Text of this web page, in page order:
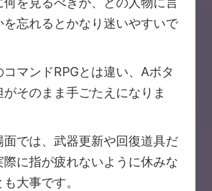
を忘れるとかなり迷いやすいで
マンドRPGとは違い、Aボタ
がそのまま手ごたえになりま
面では、武器更新や回復道具だ
際に指が疲れないように休みな
大事です。